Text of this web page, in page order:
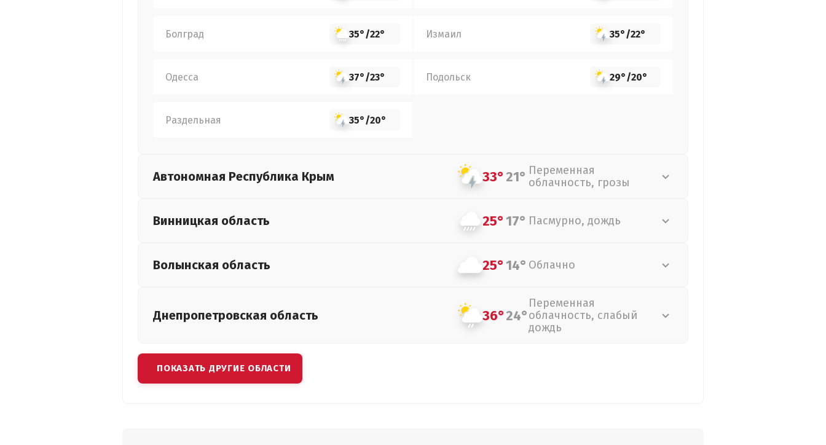
Болград 35°/22° Измаил 35°/22°
Одесса 37°/23° Подольск 29°/20°
Раздельная 35°/20°
Автономная Республика Крым 33°21° Переменная
облачность, грозы
Винницкая область 25°17° Пасмурно, дождь
Волынская область 25°14° Облачно
Днепропетровская область 36°24°
Переменная
облачность, слабый
дождь
ПОКАЗАТЬ ДРУГИЕ ОБЛАСТИ